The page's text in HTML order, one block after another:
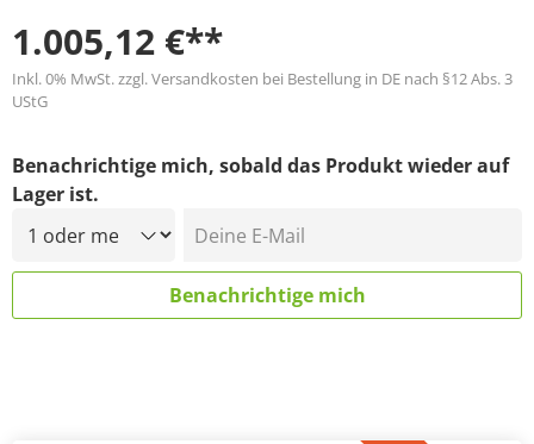
1.005,12 €**
Inkl. 0% MwSt. zzgl. Versandkosten bei Bestellung in DE nach §12 Abs. 3
UStG
Benachrichtige mich, sobald das Produkt wieder auf
Lager ist.
Deine E-Mail
Benachrichtige mich